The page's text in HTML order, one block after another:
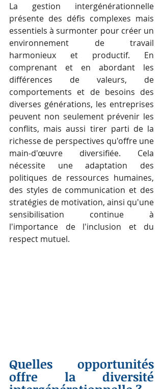
La gestion intergénérationnelle
présente des défis complexes mais
essentiels à surmonter pour créer un
environnement de travail
harmonieux et productif. En
comprenant et en abordant les
différences de valeurs, de
comportements et de besoins des
diverses générations, les entreprises
peuvent non seulement prévenir les
conflits, mais aussi tirer parti de la
richesse de perspectives qu'offre une
main-d'œuvre diversifiée. Cela
nécessite une adaptation des
politiques de ressources humaines,
des styles de communication et des
stratégies de motivation, ainsi qu'une
sensibilisation continue à
l'importance de l'inclusion et du
respect mutuel.
Quelles opportunités
offre la diversité